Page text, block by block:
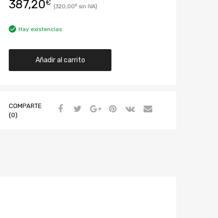
387,20€ 320,00€
Hay existencias
Añadir al carrito
COMPARTE
(0)